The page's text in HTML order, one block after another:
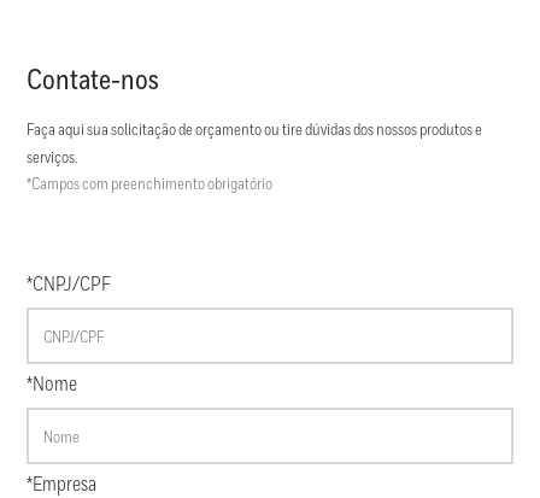
Contate-nos
Faça aqui sua solicitação de orçamento ou tire dúvidas dos nossos produtos e
serviços.
*Campos com preenchimento obrigatório
*CNPJ/CPF
*Nome
*Empresa